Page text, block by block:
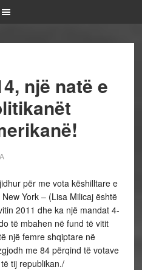
një natë e
për me vota këshilltare e
York – (Lisa Milicaj është
2011 dhe ka një mandat 4-
të mbahen në fund të vitit
një femre shqiptare në
me 84 përqind të votave
tij republikan./